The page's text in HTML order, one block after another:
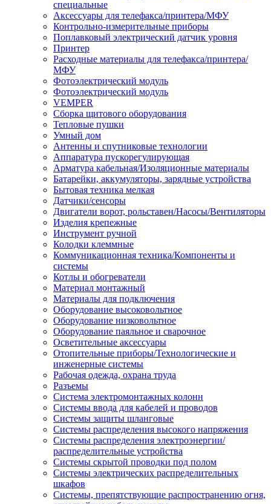
специальные
Аксессуары для телефакса/принтера/МФУ
Контрольно-измерительные приборы
Поплавковый электрический датчик уровня
Принтер
Расходные материалы для телефакса/принтера/
МФУ
Фотоэлектрический модуль
Фотоэлектрический модуль
VEMPER
Сборка щитового оборудования
Тепловые пушки
Умный дом
Антенны и спутниковые технологии
Аппаратура пускорегулирующая
Арматура кабельная/Изоляционные материалы
Батарейки, аккумуляторы, зарядные устройства
Бытовая техника мелкая
Датчики/сенсоры
Двигатели ворот, рольставен/Насосы/Вентиляторы
Изделия крепежные
Инструмент ручной
Колодки клеммные
Коммуникационная техника/Компоненты и
системы
Котлы и обогреватели
Материал монтажный
Материалы для подключения
Оборудование высоковольтное
Оборудование низковольтное
Оборудование паяльное и сварочное
Осветительные аксессуары
Отопительные приборы/Технологические и
инженерные системы
Рабочая одежда, охрана труда
Разъемы
Система электромонтажных колонн
Системы ввода для кабелей и проводов
Системы защиты шланговые
Системы распределения высокого напряжения
Системы распределения электроэнергии/
распределительные устройства
Системы скрытой проводки под полом
Системы электрических распределительных
шкафов
Системы, препятствующие распространению огня,